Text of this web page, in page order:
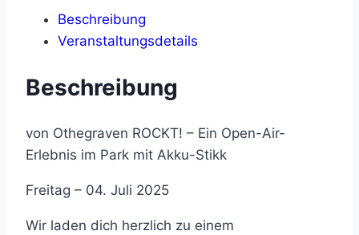
Beschreibung
Veranstaltungsdetails
Beschreibung
von Othegraven ROCKT! – Ein Open-Air-
Erlebnis im Park mit Akku-Stikk
Freitag – 04. Juli 2025
Wir laden dich herzlich zu einem